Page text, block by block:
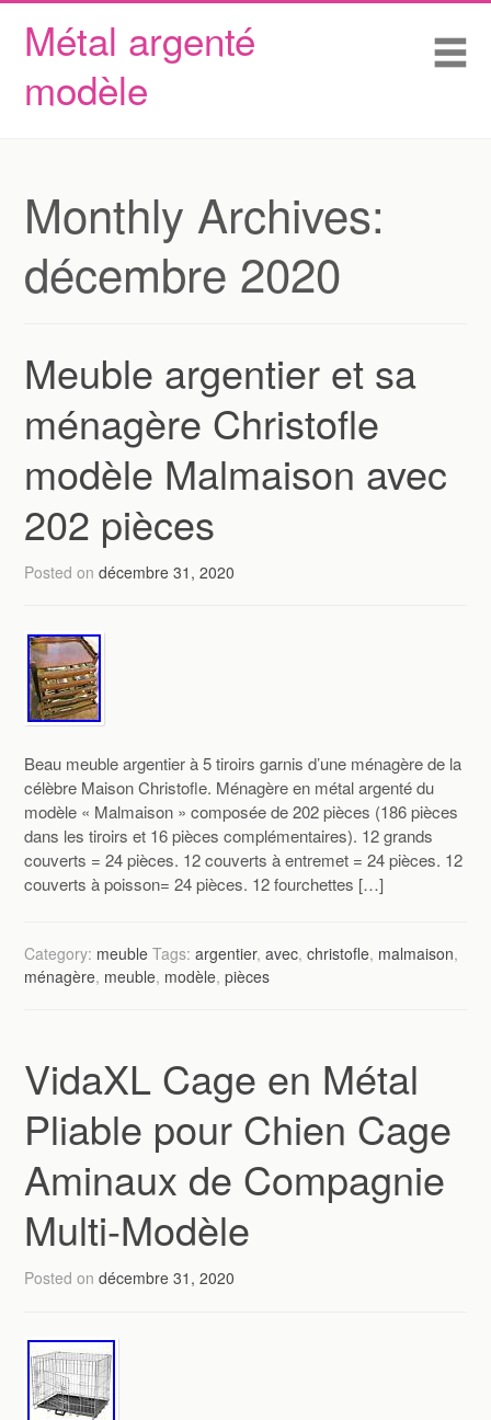
Métal argenté
modèle
Skip to content
Accueil
Conditions d’utilisation
Monthly Archives:
décembre 2020
Meuble argentier et sa
ménagère Christofle
modèle Malmaison avec
202 pièces
Posted ondécembre 31, 2020
Beau meuble argentier à 5 tiroirs garnis d’une ménagère de la
célèbre Maison Christofle. Ménagère en métal argenté du
modèle « Malmaison » composée de 202 pièces (186 pièces
dans les tiroirs et 16 pièces complémentaires). 12 grands
couverts = 24 pièces. 12 couverts à entremet = 24 pièces. 12
couverts à poisson= 24 pièces. 12 fourchettes […]
Category: meuble Tags:argentier,avec,christofle, malmaison,
ménagère, meuble, modèle,pièces
VidaXL Cage en Métal
Pliable pour Chien Cage
Aminaux de Compagnie
Multi-Modèle
Posted ondécembre 31, 2020